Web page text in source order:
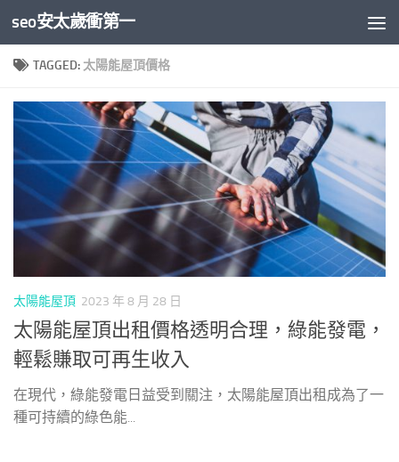
Skip to content
seo安太歲衝第一
TAGGED: 太陽能屋頂價格
太陽能屋頂 2023 年 8 月 28 日
太陽能屋頂出租價格透明合理，綠能發電，
輕鬆賺取可再生收入
在現代，綠能發電日益受到關注，太陽能屋頂出租成為了一
種可持續的綠色能...